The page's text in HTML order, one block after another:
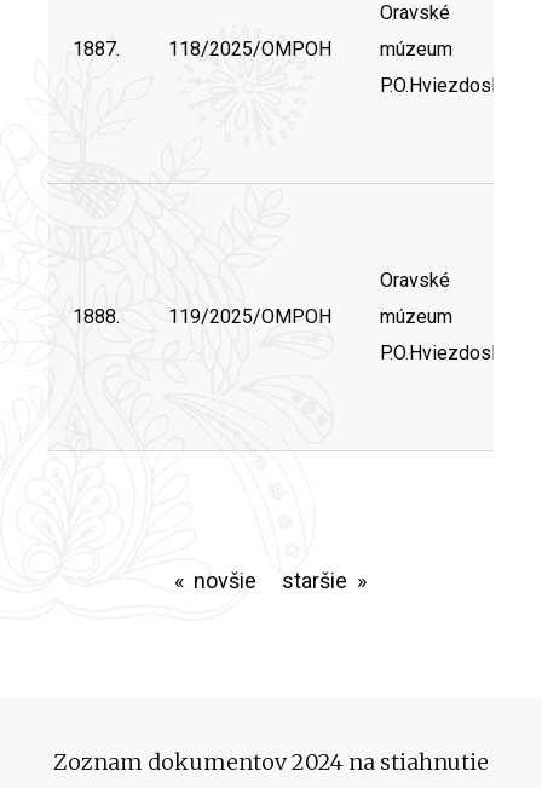
1887. 118/2025/OMPOH
Oravské
múzeum
P.O.Hviezdoslava
1888. 119/2025/OMPOH
Oravské
múzeum
P.O.Hviezdoslava
novšie staršie
Zoznam dokumentov 2024 na stiahnutie